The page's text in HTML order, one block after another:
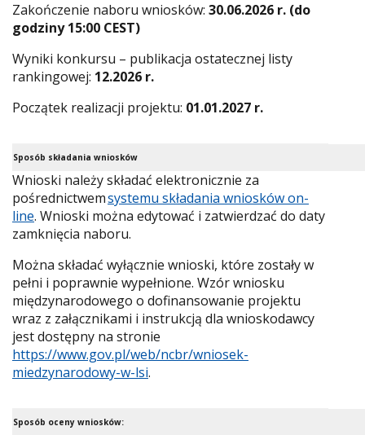
Zakończenie naboru wniosków: 30.06.2026 r. (do
godziny 15:00 CEST)
Wyniki konkursu – publikacja ostatecznej listy
rankingowej: 12.2026 r.
Początek realizacji projektu: 01.01.2027 r.
Sposób składania wniosków
Wnioski należy składać elektronicznie za
pośrednictwemsystemu składania wniosków on-
line. Wnioski można edytować i zatwierdzać do daty
zamknięcia naboru.
Można składać wyłącznie wnioski, które zostały w
pełni i poprawnie wypełnione. Wzór wniosku
międzynarodowego o dofinansowanie projektu
wraz z załącznikami i instrukcją dla wnioskodawcy
jest dostępny na stronie
https://www.gov.pl/web/ncbr/wniosek-
miedzynarodowy-w-lsi.
Sposób oceny wniosków: